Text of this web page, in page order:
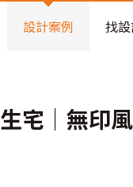
設計案例 找
宅│無印